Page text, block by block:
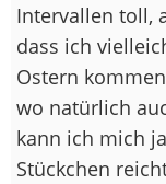
Intervallen toll,
dass ich
Ostern
wo natürlich
kann ich mich
Stückchen